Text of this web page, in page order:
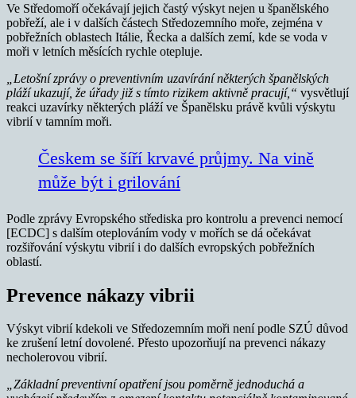
Ve Středomoří očekávají jejich častý výskyt nejen u španělského
pobřeží, ale i v dalších částech Středozemního moře, zejména v
pobřežních oblastech Itálie, Řecka a dalších zemí, kde se voda v
moři v letních měsících rychle otepluje.
„Letošní zprávy o preventivním uzavírání některých španělských
pláží ukazují, že úřady již s tímto rizikem aktivně pracují,“ vysvětlují
reakci uzavírky některých pláží ve Španělsku právě kvůli výskytu
vibrií v tamním moři.
Českem se šíří krvavé průjmy. Na vině
může být i grilování
Podle zprávy Evropského střediska pro kontrolu a prevenci nemocí
[ECDC] s dalším oteplováním vody v mořích se dá očekávat
rozšiřování výskytu vibrií i do dalších evropských pobřežních
oblastí.
Prevence nákazy vibrii
Výskyt vibrií kdekoli ve Středozemním moři není podle SZÚ důvod
ke zrušení letní dovolené. Přesto upozorňují na prevenci nákazy
necholerovou vibrií.
„Základní preventivní opatření jsou poměrně jednoduchá a